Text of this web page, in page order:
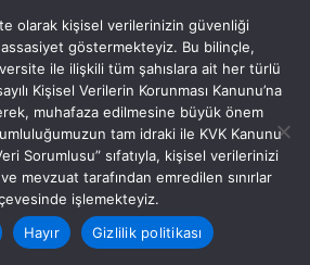
olarak kişisel verilerinizin güvenliği
göstermekteyiz. Bu bilinçle,
ile ilişkili tüm şahıslara ait her türlü
Kişisel Verilerin Korunması Kanunu’na
muhafaza edilmesine büyük önem
tam idraki ile KVK Kanunu
Sorumlusu” sıfatıyla, kişisel verilerinizi
mevzuat tarafından emredilen sınırlar
işlemekteyiz.
Hayır Gizlilik politikası